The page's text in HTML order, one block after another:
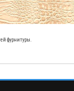
фурнитуры.